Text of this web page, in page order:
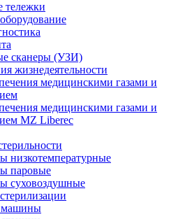
тележки
сканеры (УЗИ)
жизнедеятельности
медицинскими газами и
медицинскими газами и
MZ Liberec
низкотемпературные
паровые
суховоздушные
машины